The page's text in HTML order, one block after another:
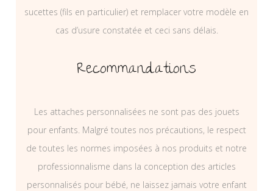
sucettes (fils en particulier) et remplacer votre modèle en
cas d’usure constatée et ceci sans délais.
Recommandations
Les attaches personnalisées ne sont pas des jouets
pour enfants. Malgré toutes nos précautions, le respect
de toutes les normes imposées à nos produits et notre
professionnalisme dans la conception des articles
personnalisés pour bébé, ne laissez jamais votre enfant